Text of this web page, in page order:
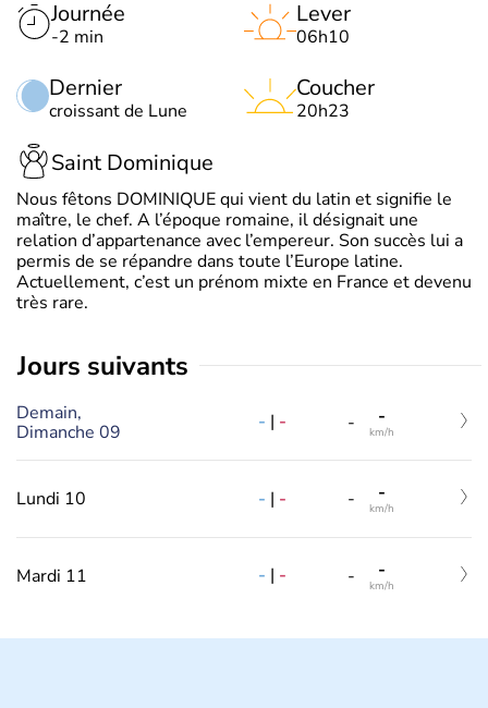
Journée
-2 min
Dernier
croissant de Lune
Lever
06h10
Coucher
20h23
Saint Dominique
Nous fêtons DOMINIQUE qui vient du latin et signifie le
maître, le chef. A l’époque romaine, il désignait une
relation d’appartenance avec l’empereur. Son succès lui a
permis de se répandre dans toute l’Europe latine.
Actuellement, c’est un prénom mixte en France et devenu
très rare.
jours suivants
Demain,
Dimanche 09
- | - - -
km/h
Lundi 10 - | - - -
km/h
Mardi 11 - | - - -
km/h